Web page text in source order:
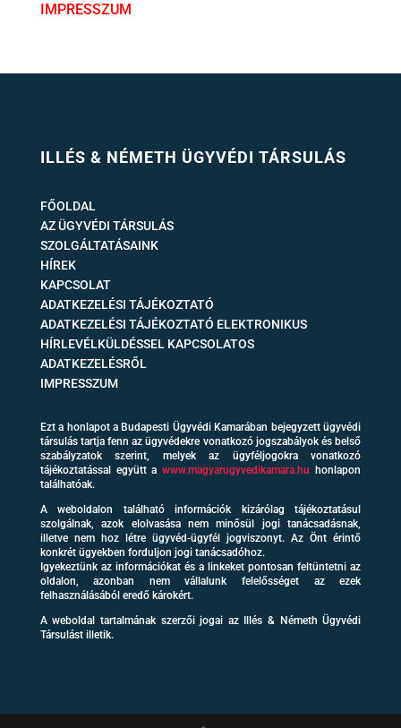
IMPRESSZUM
ILLÉS & NÉMETH ÜGYVÉDI TÁRSULÁS
FŐOLDAL
AZ ÜGYVÉDI TÁRSULÁS
SZOLGÁLTATÁSAINK
HÍREK
KAPCSOLAT
ADATKEZELÉSI TÁJÉKOZTATÓ
ADATKEZELÉSI TÁJÉKOZTATÓ ELEKTRONIKUS
HÍRLEVÉLKÜLDÉSSEL KAPCSOLATOS
ADATKEZELÉSRŐL
IMPRESSZUM
Ezt a honlapot a Budapesti Ügyvédi Kamarában bejegyzett ügyvédi
társulás tartja fenn az ügyvédekre vonatkozó jogszabályok és belső
szabályzatok szerint, melyek az ügyféljogokra vonatkozó
tájékoztatással együtt awww.magyarugyvedikamara.hu honlapon
találhatóak.
A weboldalon található információk kizárólag tájékoztatásul
szolgálnak, azok elolvasása nem minősül jogi tanácsadásnak,
illetve nem hoz létre ügyvéd-ügyfél jogviszonyt. Az Önt érintő
konkrét ügyekben forduljon jogi tanácsadóhoz.
Igyekeztünk az információkat és a linkeket pontosan feltüntetni az
oldalon, azonban nem vállalunk felelősséget az ezek
felhasználásából eredő károkért.
A weboldal tartalmának szerzői jogai az Illés & Németh Ügyvédi
Társulást illetik.